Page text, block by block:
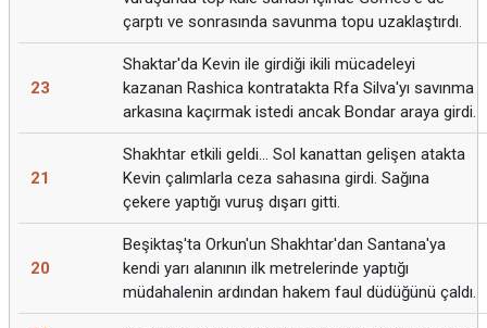
çarptı ve sonrasında savunma topu uzaklaştırdı.
23
Shaktar'da Kevin ile girdiği ikili mücadeleyi
kazanan Rashica kontratakta Rfa Silva'yı savınma
arkasına kaçırmak istedi ancak Bondar araya girdi.
21
Shakhtar etkili geldi... Sol kanattan gelişen atakta
Kevin çalımlarla ceza sahasına girdi. Sağına
çekere yaptığı vuruş dışarı gitti.
20
Beşiktaş'ta Orkun'un Shakhtar'dan Santana'ya
kendi yarı alanının ilk metrelerinde yaptığı
müdahalenin ardından hakem faul düdüğünü çaldı.